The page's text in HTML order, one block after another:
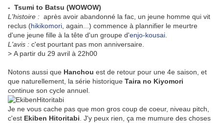
- Tsumi to Batsu (WOWOW)
L'histoire : après avoir abandonné la fac, un jeune homme qui vit
reclus (hikikomori , again...) commence à plannifier le meurtre
d'une jeune fille à la tête d'un groupe d'enjo-kousai
L'avis : c'est pourtant pas mon anniversaire.
> A partir du 29 avril à 22h00
Notons aussi que Hanchou est de retour pour une 4e saison, et
que naturellement, la série historique Taira no Kiyomori
continue son cycle annuel.
Je ne vous cache pas que mon gros coup de coeur, niveau pitch,
c'est Ekiben Hitoritabi . J'y peux rien, ça me mumure des choses